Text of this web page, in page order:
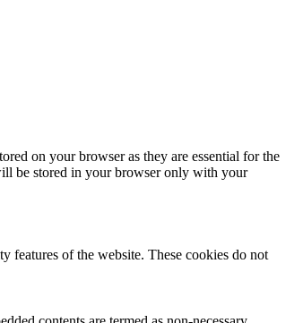
on your browser as they are essential for the
be stored in your browser only with your
features of the website. These cookies do not